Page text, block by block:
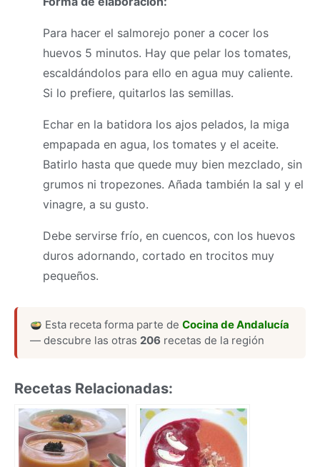
Para hacer el salmorejo poner a cocer los
huevos 5 minutos. Hay que pelar los tomates,
escaldándolos para ello en agua muy caliente.
Si lo prefiere, quitarlos las semillas.
Echar en la batidora los ajos pelados, la miga
empapada en agua, los tomates y el aceite.
Batirlo hasta que quede muy bien mezclado, sin
grumos ni tropezones. Añada también la sal y el
vinagre, a su gusto.
Debe servirse frío, en cuencos, con los huevos
duros adornando, cortado en trocitos muy
pequeños.
Esta receta forma parte deCocina de Andalucía
— descubre las otras 206 recetas de la región
Recetas Relacionadas: